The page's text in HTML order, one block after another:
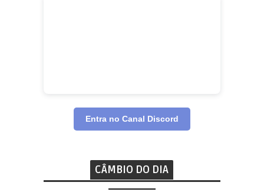
Entra no Canal Discord
CÂMBIO DO DIA